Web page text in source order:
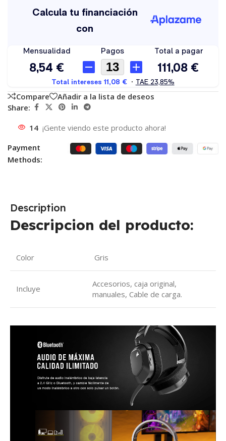
Compare
Añadir a la lista de deseos
Share:
14 ¡Gente viendo este producto ahora!
Payment
Methods:
Description
Descripcion del producto:
Color Gris
Incluye
Accesorios, caja original,
manuales, Cable de carga.